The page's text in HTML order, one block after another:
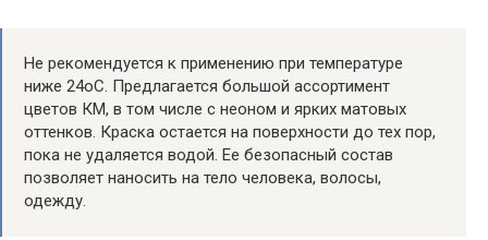
Не рекомендуется к применению при температуре
ниже 24оС. Предлагается большой ассортимент
цветов КМ, в том числе с неоном и ярких матовых
оттенков. Краска остается на поверхности до тех пор,
пока не удаляется водой. Ее безопасный состав
позволяет наносить на тело человека, волосы,
одежду.